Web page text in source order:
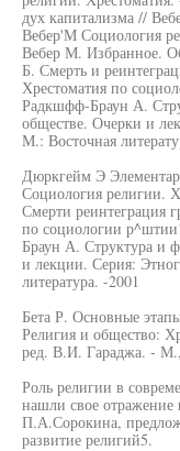
дух капитализма //
Вебер'М Социология
Вебер М. Избранное.
Б. Смерть и
Хрестоматия по
Радкшфф-Браун А.
обществе. Очерки и
М.: Восточная
Дюркгейм Э
Социология религии.
Смерти реинтеграция
по социологии
Браун А. Структура и
и лекции. Серия:
литература. -2001
Бета Р. Основные
Религия и общество:
ред. В.И. Гараджа. -
Роль религии в
нашли свое отражение
П.А.Сорокина,
развитие религий5.